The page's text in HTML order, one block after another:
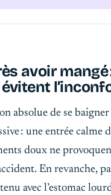
avoir mangé
absolue de se baigner
: une entrée calme
doux ne
En revanche,
avec l’estomac